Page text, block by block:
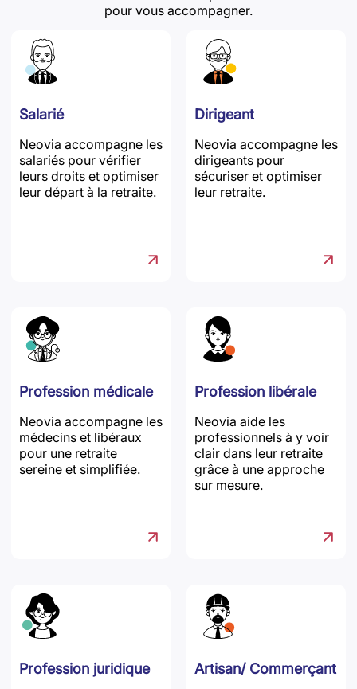
pour vous accompagner.
Salarié
Neovia accompagne les
salariés pour vérifier
leurs droits et optimiser
leur départ à la retraite.
Dirigeant
Neovia accompagne les
dirigeants pour
sécuriser et optimiser
leur retraite.
Profession médicale
Neovia accompagne les
médecins et libéraux
pour une retraite
sereine et simplifiée.
Profession libérale
Neovia aide les
professionnels à y voir
clair dans leur retraite
grâce à une approche
sur mesure.
Profession juridique Artisan/ Commerçant